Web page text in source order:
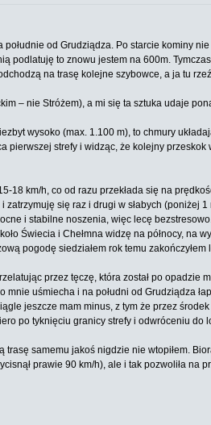
od Grudziądza. Po starcie kominy
podlatuję to znowu jestem na 600m.
na trasę kolejne szybowce, a ja tu
– nie Stróżem), a mi się ta sztuka udaje
wysoko (max. 1.100 m), to chmury
pierwszej strefy i widząc, że kolejny
km/h, co od razu przekłada się na
się raz i drugi w słabych (poniżej
i stabilne noszenia, więc lecę
Świecia i Chełmna widzę na północy,
pogodę siedziałem rok temu
przez tęczę, która został po
uśmiecha i na południ od Grudziądza
jeszcze mam minus, z tym że przez
po tyknięciu granicy strefy i odwróceniu
samemu jakoś nigdzie nie wtopiłem.
prawie 90 km/h), ale i tak pozwoliła